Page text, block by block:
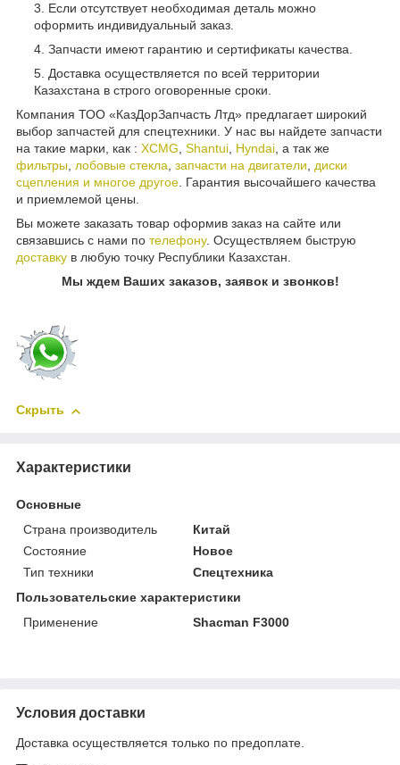
Если отсутствует необходимая деталь можно
оформить индивидуальный заказ.
Запчасти имеют гарантию и сертификаты качества.
Доставка осуществляется по всей территории
Казахстана в строго оговоренные сроки.
Компания ТОО «КазДорЗапчасть Лтд» предлагает широкий
выбор запчастей для спецтехники. У нас вы найдете запчасти
на такие марки, как : XCMG, Shantui, Hyndai, а так же
фильтры, лобовые стекла, запчасти на двигатели, диски
сцепления и многое другое. Гарантия высочайшего качества
и приемлемой цены.
Вы можете заказать товар оформив заказ на сайте или
связавшись с нами по телефону. Осуществляем быструю
доставку в любую точку Республики Казахстан.
Мы ждем Ваших заказов, заявок и звонков!
Скрыть
Характеристики
Основные
Страна производитель
Китай
Состояние
Новое
Тип техники
Спецтехника
Пользовательские характеристики
Применение
Shacman F3000
Условия доставки
Доставка осуществляется только по предоплате.